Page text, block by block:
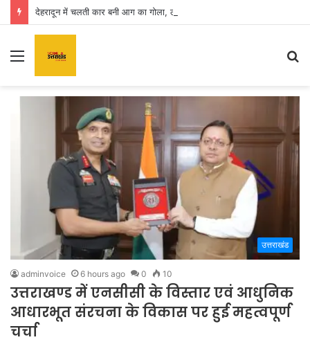
देहरादून में चलती कार बनी आग का गोला, लोगों में मची अफरा तफरी
Menu
उत्तराखंड
adminvoice 6 hours ago 0 10
उत्तराखण्ड में एनसीसी के विस्तार एवं आधुनिक
आधारभूत संरचना के विकास पर हुई महत्वपूर्ण
चर्चा